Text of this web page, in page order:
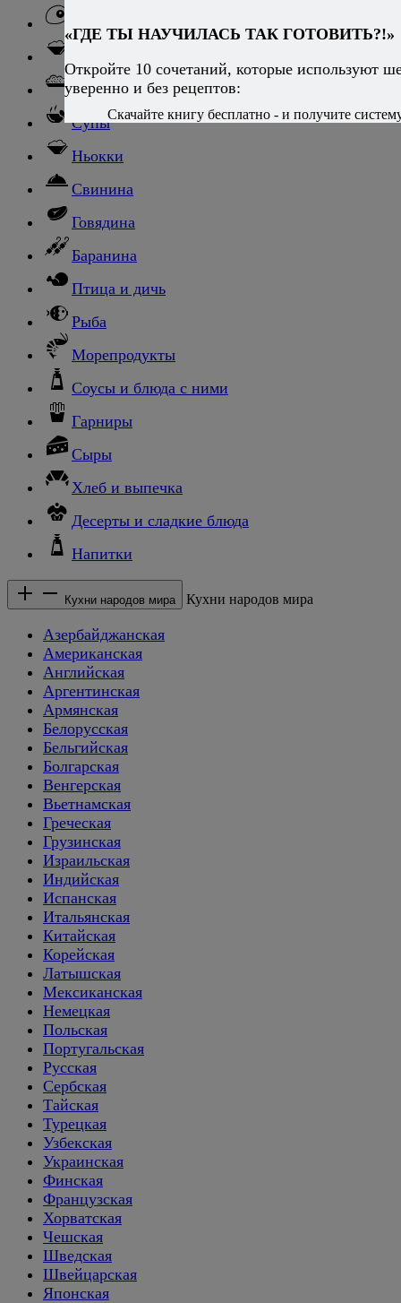
Ризотто
Супы
Ньокки
Свинина
Говядина
Баранина
Птица и дичь
Рыба
Морепродукты
Соусы и блюда с ними
Гарниры
Сыры
Хлеб и выпечка
Десерты и сладкие блюда
Напитки
Кухни народов мира Кухни народов мира
Азербайджанская
Американская
Английская
Аргентинская
Армянская
Белорусская
Бельгийская
Болгарская
Венгерская
Вьетнамская
Греческая
Грузинская
Израильская
Индийская
Испанская
Итальянская
Китайская
Корейская
Латышская
Мексиканская
Немецкая
Польская
Португальская
Русская
Сербская
Тайская
Турецкая
Узбекская
Украинская
Финская
Французская
Хорватская
Чешская
Шведская
Швейцарская
Японская
«ГДЕ ТЫ НАУЧИЛАСЬ ТАК ГОТОВИТЬ?!»
Откройте 10 сочетаний, которые используют
уверенно и без рецептов:
Скачайте книгу бесплатно - и получите